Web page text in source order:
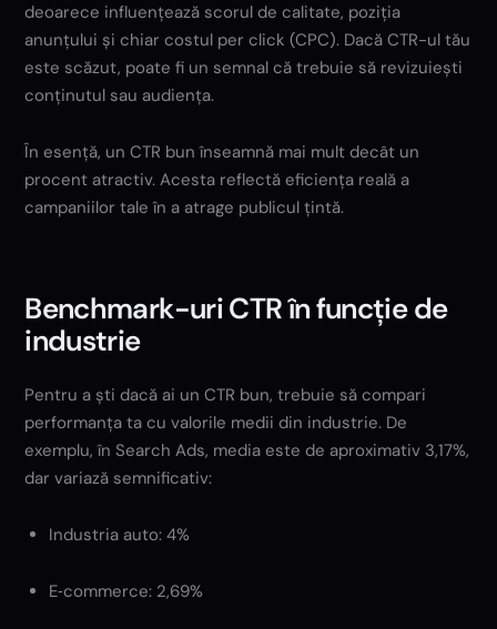
deoarece influențează scorul de calitate, poziția
anunțului și chiar costul per click (CPC). Dacă CTR-ul tău
este scăzut, poate fi un semnal că trebuie să revizuiești
conținutul sau audiența.
În esență, un CTR bun înseamnă mai mult decât un
procent atractiv. Acesta reflectă eficiența reală a
campaniilor tale în a atrage publicul țintă.
Benchmark-uri CTR în funcție de
industrie
Pentru a ști dacă ai un CTR bun, trebuie să compari
performanța ta cu valorile medii din industrie. De
exemplu, în Search Ads, media este de aproximativ 3,17%,
dar variază semnificativ:
Industria auto: 4%
E‑commerce: 2,69%